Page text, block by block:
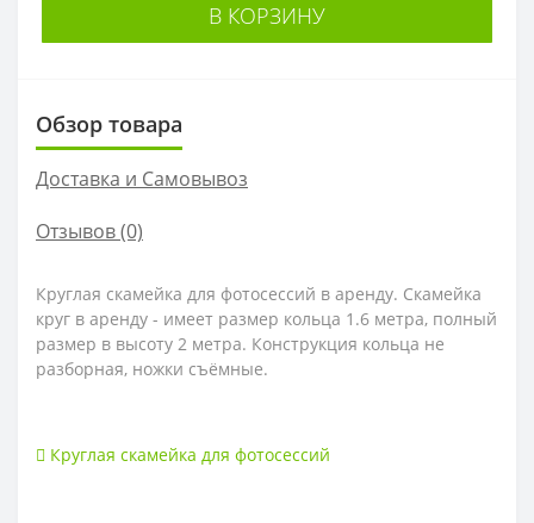
В КОРЗИНУ
Обзор товара
Доставка и Самовывоз
Отзывов (0)
Круглая скамейка для фотосессий в аренду. Скамейка
круг в аренду - имеет размер кольца 1.6 метра, полный
размер в высоту 2 метра. Конструкция кольца не
разборная, ножки съëмные.
Круглая скамейка для фотосессий